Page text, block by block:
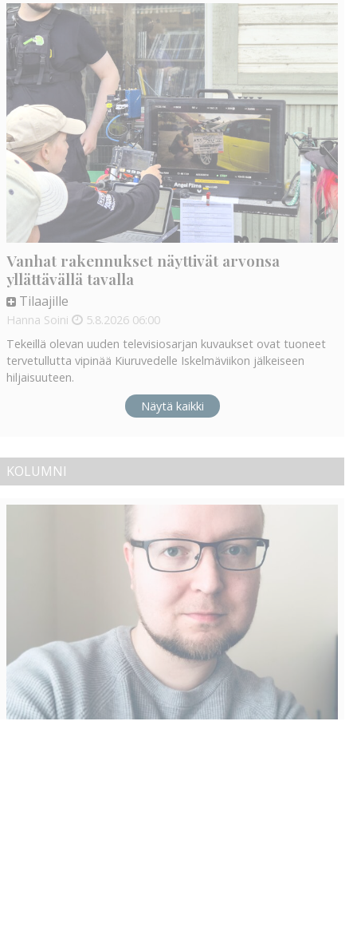
Vanhat rakennukset näyttivät arvonsa
yllättävällä tavalla
Tilaajille
Hanna Soini 5.8.2026 06:00
Tekeillä olevan uuden televisiosarjan kuvaukset ovat tuoneet
tervetullutta vipinää Kiuruvedelle Iskelmäviikon jälkeiseen
hiljaisuuteen.
Näytä kaikki
KOLUMNI